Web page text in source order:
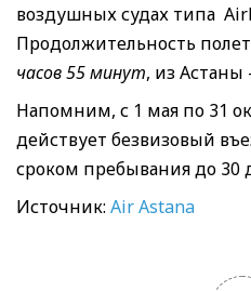
воздушных судах типа
Продолжительность
часов 55 минут, из
Напомним, с 1 мая по 31
действует безвизовый
сроком пребывания до 30
Источник: Air Astana